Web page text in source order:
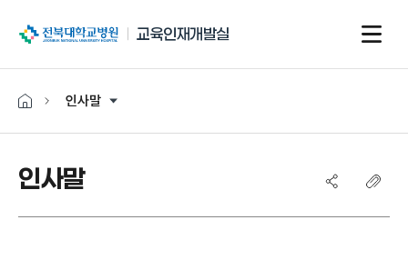
전북대학교병원
교육인재개발실
인사말
인사말